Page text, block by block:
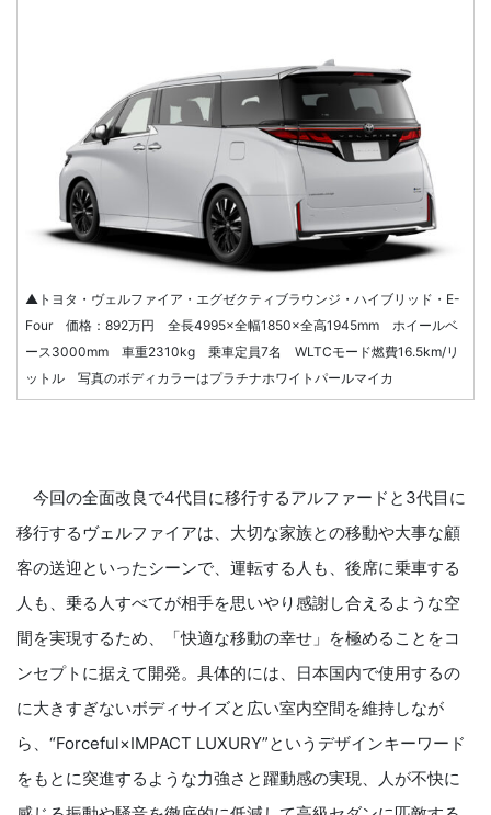
▲トヨタ・ヴェルファイア・エグゼクティブラウンジ・ハイブリッド・E-
Four 価格：892万円 全長4995×全幅1850×全高1945mm ホイールベ
ース3000mm 車重2310kg 乗車定員7名 WLTCモード燃費16.5km/リ
ットル 写真のボディカラーはプラチナホワイトパールマイカ
今回の全面改良で4代目に移行するアルファードと3代目に
移行するヴェルファイアは、大切な家族との移動や大事な顧
客の送迎といったシーンで、運転する人も、後席に乗車する
人も、乗る人すべてが相手を思いやり感謝し合えるような空
間を実現するため、「快適な移動の幸せ」を極めることをコ
ンセプトに据えて開発。具体的には、日本国内で使用するの
に大きすぎないボディサイズと広い室内空間を維持しなが
ら、“Forceful×IMPACT LUXURY”というデザインキーワード
をもとに突進するような力強さと躍動感の実現、人が不快に